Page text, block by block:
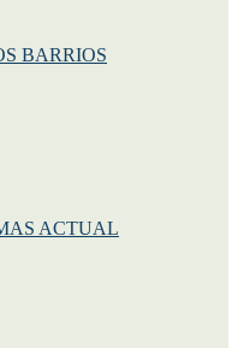
BARRIOS
ACTUAL